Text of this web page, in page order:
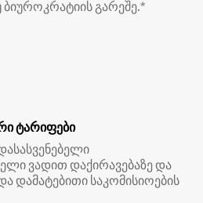
გარეშე.*
ტარიფები
ვადით დაქირავებაზე და
დამატებითი საკომისიოების